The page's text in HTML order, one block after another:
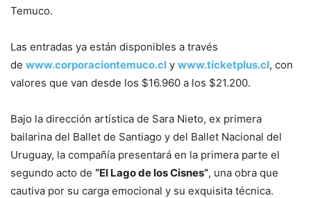
Temuco.
Las entradas ya están disponibles a través
de www.corporaciontemuco.cl y www.ticketplus.cl, con
valores que van desde los $16.960 a los $21.200.
Bajo la dirección artística de Sara Nieto, ex primera
bailarina del Ballet de Santiago y del Ballet Nacional del
Uruguay, la compañía presentará en la primera parte el
segundo acto de “El Lago de los Cisnes”, una obra que
cautiva por su carga emocional y su exquisita técnica.